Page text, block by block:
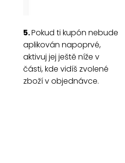
5.Pokud ti kupón nebude
aplikován napoprvé,
aktivuj jej ještě níže v
části, kde vidíš zvolené
zboží v objednávce.